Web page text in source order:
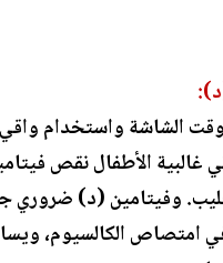
الشاشة واستخدام
غالبية الأطفال نقص
وفيتامين (د) ضروري
امتصاص الكالسيوم،